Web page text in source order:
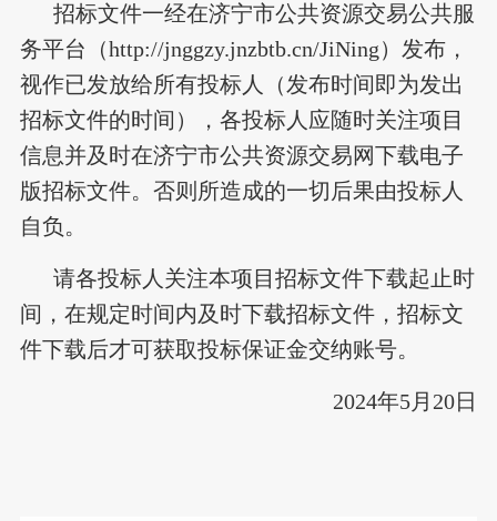
招标文件一经在济宁市公共资源交易公共服
务平台（http://jnggzy.jnzbtb.cn/JiNing）发布，
视作已发放给所有投标人（发布时间即为发出
招标文件的时间），各投标人应随时关注项目
信息并及时在济宁市公共资源交易网下载电子
版招标文件。否则所造成的一切后果由投标人
自负。
请各投标人关注本项目招标文件下载起止时
间，在规定时间内及时下载招标文件，招标文
件下载后才可获取投标保证金交纳账号。
2024年5月20日